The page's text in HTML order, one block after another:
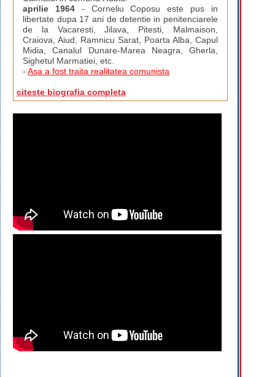
aprilie 1964- Corneliu Coposu este pus in
libertate dupa 17 ani de detentie in penitenciarele
de la Vacaresti, Jilava, Pitesti, Malmaison,
Craiova, Aiud, Ramnicu Sarat, Poarta Alba, Capul
Midia, Canalul Dunare-Marea Neagra, Gherla,
Sighetul Marmatiei, etc.
- Asa a fost traita realitatea comunista
citeste biografia completa